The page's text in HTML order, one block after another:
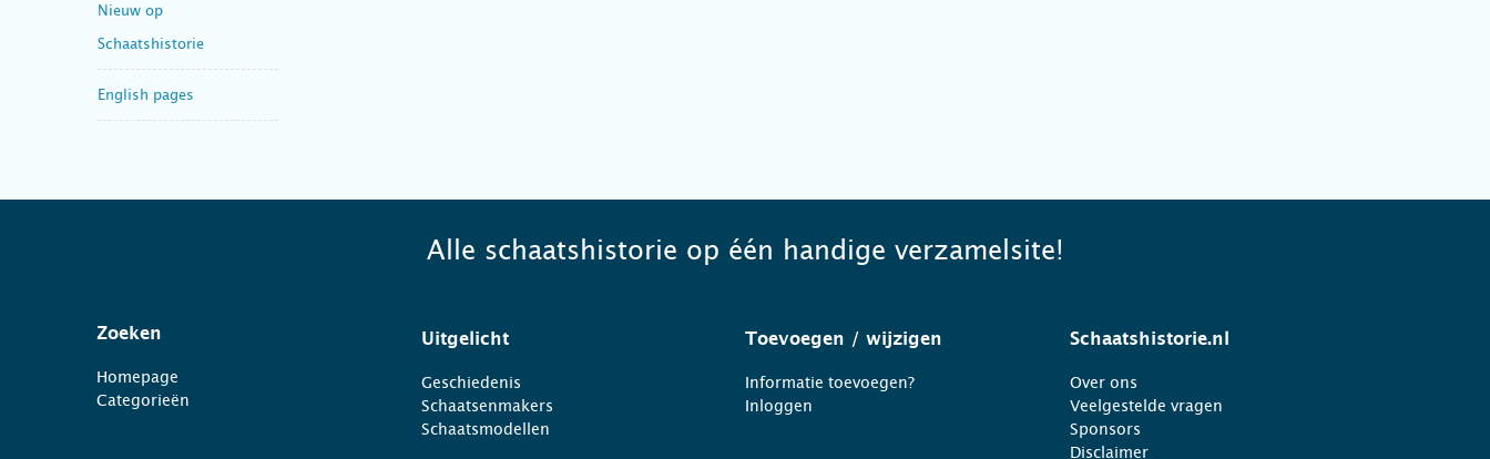
Nieuw op
Schaatshistorie
English pages
Alle schaatshistorie op één handige verzamelsite!
Zoeken
Homepage
Categorieën
Uitgelicht
Geschiedenis
Schaatsenmakers
Schaatsmodellen
Toevoegen / wijzigen
Informatie toevoegen?
Inloggen
Schaatshistorie.nl
Over ons
Veelgestelde vragen
Sponsors
Disclaimer